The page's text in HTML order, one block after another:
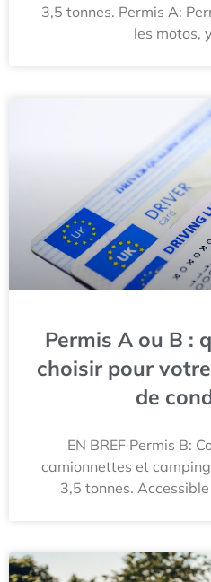
3,5 tonnes. Permis A:
les motos,
Permis A ou B :
choisir pour
de
EN BREF Permis B:
camionnettes et
3,5 tonnes.